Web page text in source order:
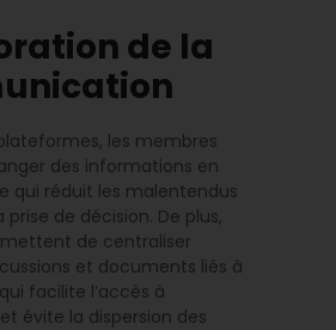
de la
les membres
des informations en
qui réduit les malentendus
de décision. De plus,
de centraliser
et documents liés à
facilite l’accès à
évite la dispersion des